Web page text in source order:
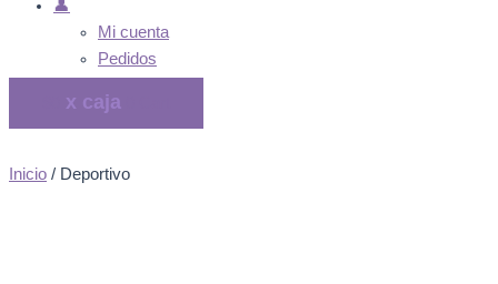
👤
Mi cuenta
Pedidos
Inicio / Deportivo